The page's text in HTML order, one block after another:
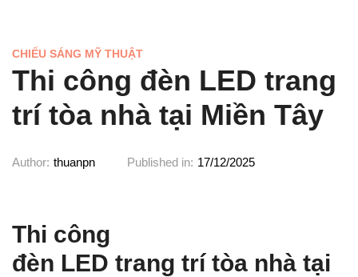
CHIẾU SÁNG MỸ THUẬT
Thi công đèn LED trang
trí tòa nhà tại Miền Tây
Author: thuanpn Published in: 17/12/2025
Thi công
đèn LED trang trí tòa nhà tại